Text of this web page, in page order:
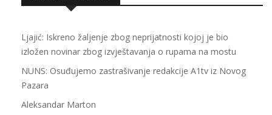
Ljajić: Iskreno žaljenje zbog neprijatnosti kojoj je bio
izložen novinar zbog izvještavanja o rupama na mostu
NUNS: Osuđujemo zastrašivanje redakcije A1tv iz Novog
Pazara
Aleksandar Marton